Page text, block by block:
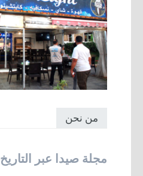
من نحن
مجلة صيدا عبر التاريخ